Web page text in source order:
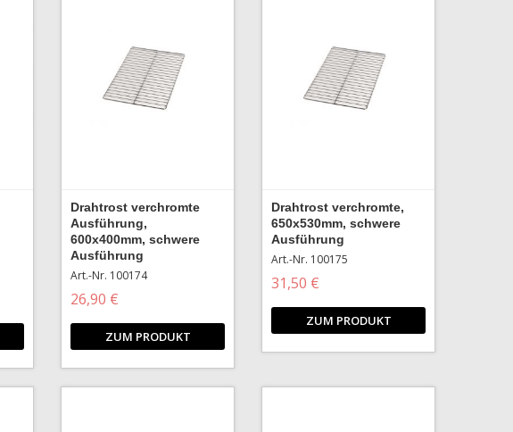
Drahtrost verchromte
Ausführung,
600x400mm, schwere
Ausführung
Art.-Nr. 100174
26,90 €
ZUM PRODUKT
Drahtrost verchromte,
650x530mm, schwere
Ausführung
Art.-Nr. 100175
31,50 €
ZUM PRODUKT